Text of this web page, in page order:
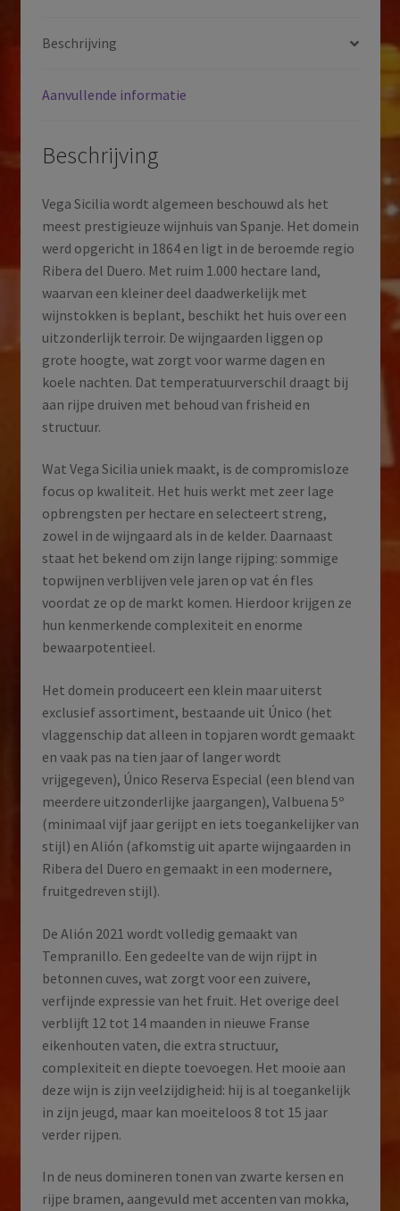
y
|
2021
Beschrijving
Aanvullende informatie
Beschrijving
Vega Sicilia wordt algemeen beschouwd als het
meest prestigieuze wijnhuis van Spanje. Het domein
werd opgericht in 1864 en ligt in de beroemde regio
Ribera del Duero. Met ruim 1.000 hectare land,
waarvan een kleiner deel daadwerkelijk met
wijnstokken is beplant, beschikt het huis over een
uitzonderlijk terroir. De wijngaarden liggen op
grote hoogte, wat zorgt voor warme dagen en
koele nachten. Dat temperatuurverschil draagt bij
aan rijpe druiven met behoud van frisheid en
structuur.
Wat Vega Sicilia uniek maakt, is de compromisloze
focus op kwaliteit. Het huis werkt met zeer lage
opbrengsten per hectare en selecteert streng,
zowel in de wijngaard als in de kelder. Daarnaast
staat het bekend om zijn lange rijping: sommige
topwijnen verblijven vele jaren op vat én fles
voordat ze op de markt komen. Hierdoor krijgen ze
hun kenmerkende complexiteit en enorme
bewaarpotentieel.
Het domein produceert een klein maar uiterst
exclusief assortiment, bestaande uit Único (het
vlaggenschip dat alleen in topjaren wordt gemaakt
en vaak pas na tien jaar of langer wordt
vrijgegeven), Único Reserva Especial (een blend van
meerdere uitzonderlijke jaargangen), Valbuena 5º
(minimaal vijf jaar gerijpt en iets toegankelijker van
stijl) en Alión (afkomstig uit aparte wijngaarden in
Ribera del Duero en gemaakt in een modernere,
fruitgedreven stijl).
De Alión 2021 wordt volledig gemaakt van
Tempranillo. Een gedeelte van de wijn rijpt in
betonnen cuves, wat zorgt voor een zuivere,
verfijnde expressie van het fruit. Het overige deel
verblijft 12 tot 14 maanden in nieuwe Franse
eikenhouten vaten, die extra structuur,
complexiteit en diepte toevoegen. Het mooie aan
deze wijn is zijn veelzijdigheid: hij is al toegankelijk
in zijn jeugd, maar kan moeiteloos 8 tot 15 jaar
verder rijpen.
In de neus domineren tonen van zwarte kersen en
rijpe bramen, aangevuld met accenten van mokka,